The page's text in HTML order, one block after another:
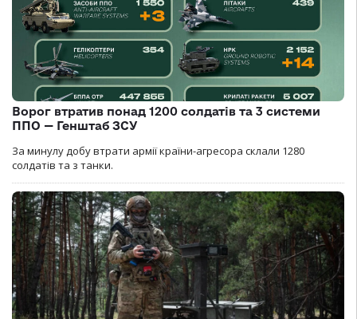
Ворог втратив понад 1200 солдатів та 3 системи
ППО — Генштаб ЗСУ
За минулу добу втрати армії країни-агресора склали 1280
солдатів та з танки.